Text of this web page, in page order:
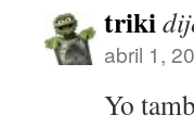
triki
abril 1,
Yo